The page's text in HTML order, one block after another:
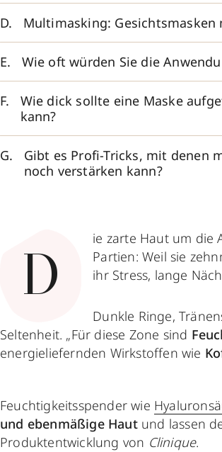
Multimasking: Gesichtsmasken
Wie oft würden Sie die
Wie dick sollte eine Maske
kann?
Gibt es Profi-Tricks, mit denen
noch verstärken kann?
D
ie zarte Haut um die
Partien: Weil sie
ihr Stress, lange
Dunkle Ringe,
Seltenheit. „Für diese Zone sind
energieliefernden Wirkstoffen wie
Feuchtigkeitsspender wie
und ebenmäßige Hautund lassen
Produktentwicklung von Clinique.